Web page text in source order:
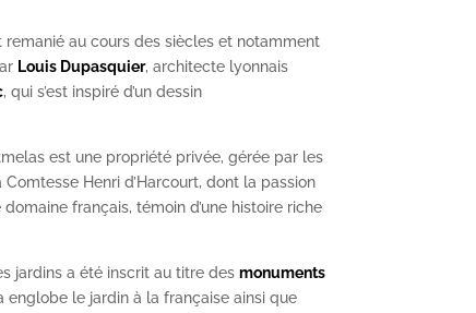
au cours des siècles et notamment
Louis Dupasquier, architecte lyonnais
, qui s’est inspiré d’un dessin
est une propriété privée, gérée par les
Henri d’Harcourt, dont la passion
français, témoin d’une histoire riche
jardins a été inscrit au titre des monuments
englobe le jardin à la française ainsi que